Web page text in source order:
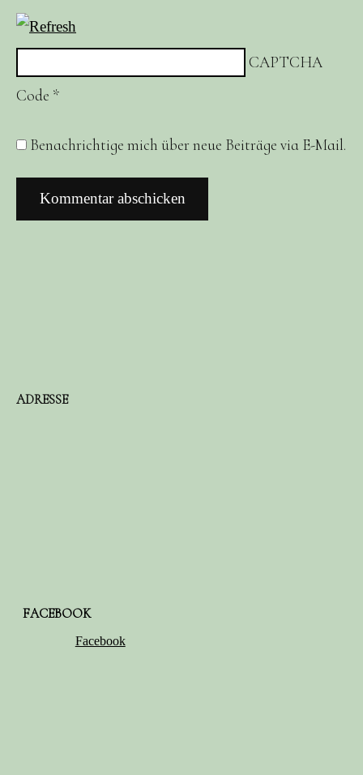
CAPTCHA
Code *
Benachrichtige mich über neue Beiträge via E-Mail.
ADRESSE
FACEBOOK
Facebook